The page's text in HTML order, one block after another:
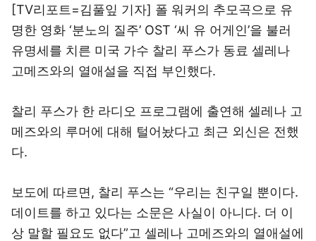
[TV리포트=김풀잎 기자] 폴 워커의 추모곡으로 유
명한 영화 ‘분노의 질주’ OST ‘씨 유 어게인’을 불러
유명세를 치른 미국 가수 찰리 푸스가 동료 셀레나
고메즈와의 열애설을 직접 부인했다.
찰리 푸스가 한 라디오 프로그램에 출연해 셀레나 고
메즈와의 루머에 대해 털어놨다고 최근 외신은 전했
다.
보도에 따르면, 찰리 푸스는 “우리는 친구일 뿐이다.
데이트를 하고 있다는 소문은 사실이 아니다. 더 이
상 말할 필요도 없다”고 셀레나 고메즈와의 열애설에